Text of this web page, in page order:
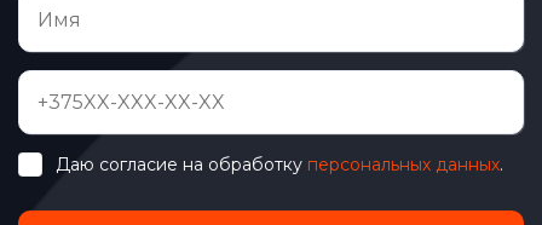
Даю согласие на обработку персональных данных.